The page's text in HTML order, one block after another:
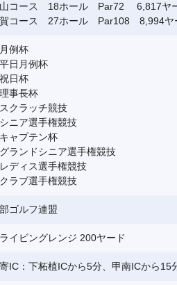
山コース 18ホール Par72 6,817ヤ
コース 27ホール Par108 8,994ヤ
月例杯
平日月例杯
祝日杯
理事長杯
スクラッチ競技
シニア選手権競技
キャプテン杯
グランドシニア選手権競技
レディス選手権競技
クラブ選手権競技
ゴルフ連盟
ライビングレンジ 200ヤード
IC：下柘植ICから5分、甲南ICから